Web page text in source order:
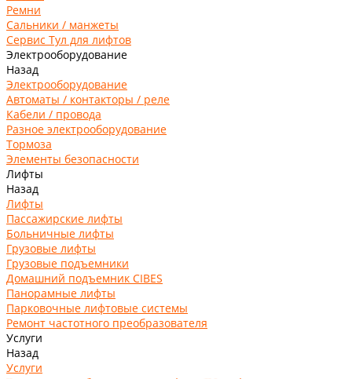
Ремни
Сальники / манжеты
Сервис Тул для лифтов
Электрооборудование
Назад
Электрооборудование
Автоматы / контакторы / реле
Кабели / провода
Разное электрооборудование
Тормоза
Элементы безопасности
Лифты
Назад
Лифты
Пассажирские лифты
Больничные лифты
Грузовые лифты
Грузовые подъемники
Домашний подъемник CIBES
Панорамные лифты
Парковочные лифтовые системы
Ремонт частотного преобразователя
Услуги
Назад
Услуги